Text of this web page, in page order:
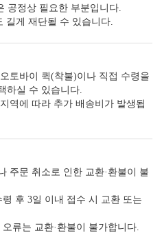
커, 식권, 식전 영상 무료
고, 필수 추가 옵션까지 포함한
정
세요.
공정상 필요한 부분입니다.
길게 재단될 수 있습니다.
토바이 퀵(착불)이나 직접 수령을
하실 수 있습니다.
역에 따라 추가 배송비가 발생됩
주문 취소로 인한 교환·환불이 불
후 3일 이내 접수 시 교환 또는
류는 교환·환불이 불가합니다.